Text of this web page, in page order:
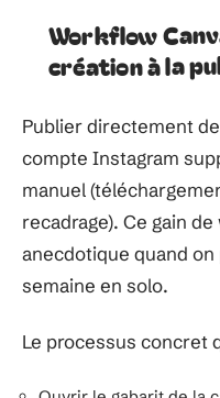
Workflow
création à la
Publier directement
compte Instagram
manuel
recadrage). Ce gain
anecdotique quand
semaine en solo.
Le processus concret